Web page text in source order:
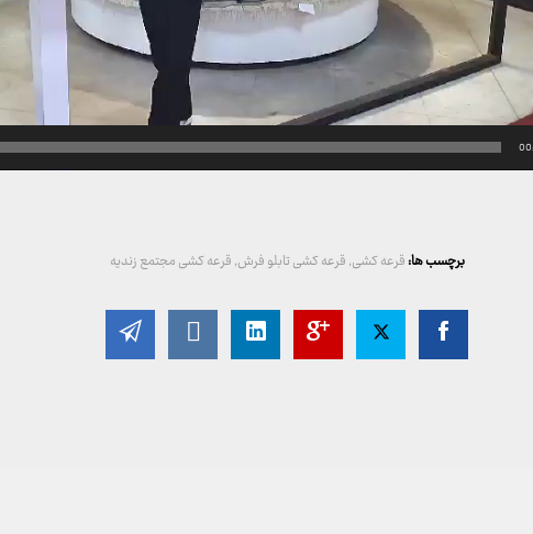
برچسب ها:قرعه کشی,قرعه کشی تابلو فرش,قرعه کشی مجتمع زندیه